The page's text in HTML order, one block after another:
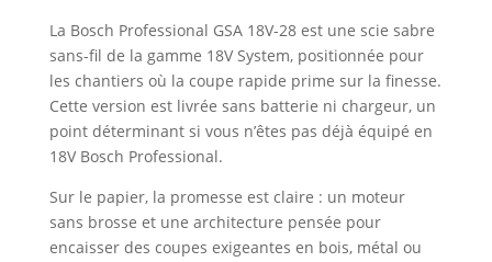
La Bosch Professional GSA 18V-28 est une scie sabre
sans-fil de la gamme 18V System, positionnée pour
les chantiers où la coupe rapide prime sur la finesse.
Cette version est livrée sans batterie ni chargeur, un
point déterminant si vous n’êtes pas déjà équipé en
18V Bosch Professional.
Sur le papier, la promesse est claire : un moteur
sans brosse et une architecture pensée pour
encaisser des coupes exigeantes en bois, métal ou